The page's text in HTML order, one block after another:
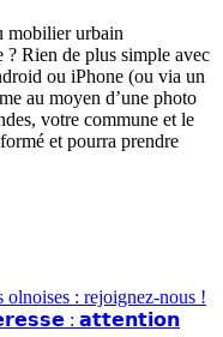
mobilier urbain
? Rien de plus simple avec
ou iPhone (ou via un
au moyen d’une photo
votre commune et le
et pourra prendre
olnoises : rejoignez-nous !
: 𝗮𝘁𝘁𝗲𝗻𝘁𝗶𝗼𝗻